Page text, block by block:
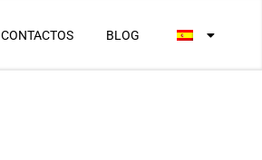
CONTACTOS BLOG